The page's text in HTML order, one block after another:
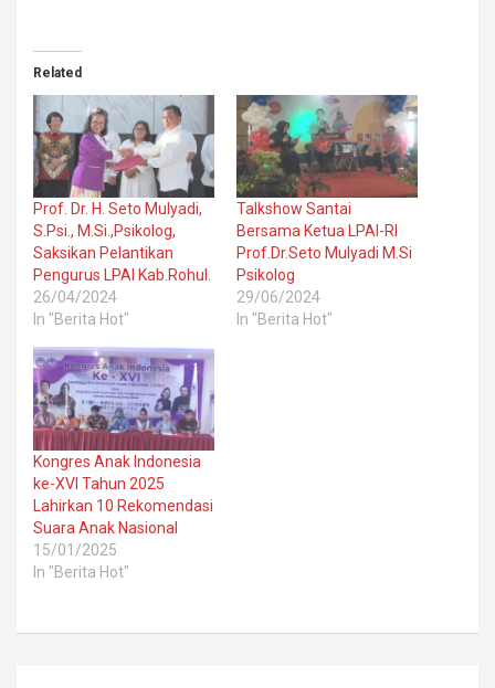
Related
Prof. Dr. H. Seto Mulyadi,
S.Psi., M.Si.,Psikolog,
Saksikan Pelantikan
Pengurus LPAI Kab.Rohul.
26/04/2024
In "Berita Hot"
Talkshow Santai
Bersama Ketua LPAI-RI
Prof.Dr.Seto Mulyadi M.Si
Psikolog
29/06/2024
In "Berita Hot"
Kongres Anak Indonesia
ke-XVI Tahun 2025
Lahirkan 10 Rekomendasi
Suara Anak Nasional
15/01/2025
In "Berita Hot"